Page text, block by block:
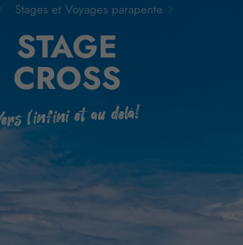
Stages et Voyages parapente
STAGE
CROSS
l'infini et au delà!